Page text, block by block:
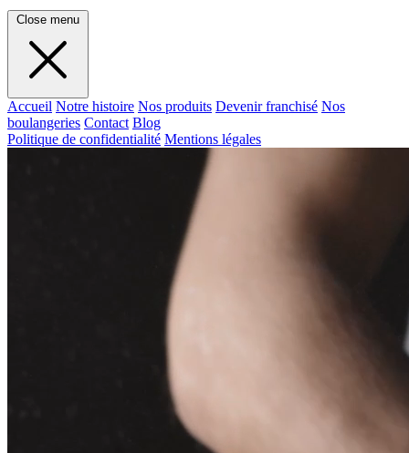
Close menu
Accueil Notre histoire Nos produits Devenir franchisé Nos
boulangeries Contact Blog
Politique de confidentialité Mentions légales